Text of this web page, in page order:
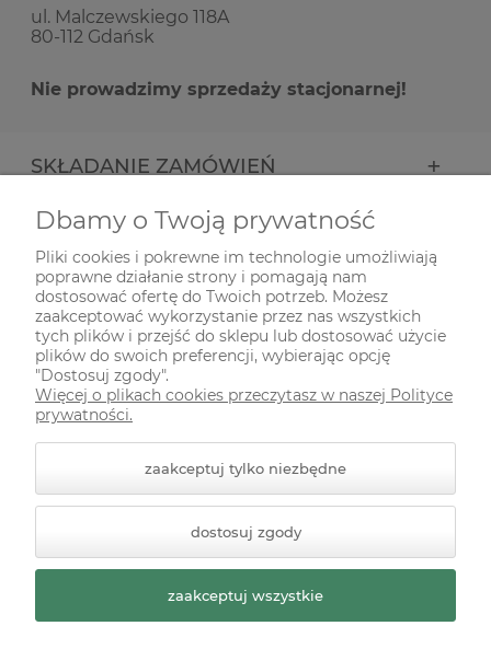
ul. Malczewskiego 118A
80-112 Gdańsk
Nie prowadzimy sprzedaży stacjonarnej!
SKŁADANIE ZAMÓWIEŃ
INFORMACJE
ODWIEDŹ NAS NA
Styl graficzny ShopGadget.pl
Sklep internetowy Shoper
Premium
Dbamy o Twoją prywatność
Pliki cookies i pokrewne im technologie umożliwiają
poprawne działanie strony i pomagają nam
dostosować ofertę do Twoich potrzeb. Możesz
zaakceptować wykorzystanie przez nas wszystkich
tych plików i przejść do sklepu lub dostosować użycie
plików do swoich preferencji, wybierając opcję
"Dostosuj zgody".
Więcej o plikach cookies przeczytasz w naszej Polityce
prywatności.
zaakceptuj tylko niezbędne
dostosuj zgody
zaakceptuj wszystkie